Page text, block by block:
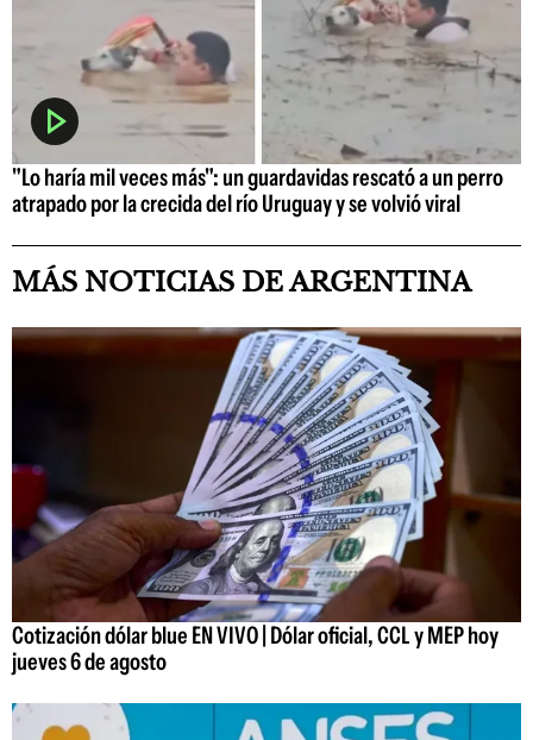
"Lo haría mil veces más": un guardavidas rescató a un perro
atrapado por la crecida del río Uruguay y se volvió viral
MÁS NOTICIAS DE ARGENTINA
Cotización dólar blue EN VIVO | Dólar oficial, CCL y MEP hoy
jueves 6 de agosto